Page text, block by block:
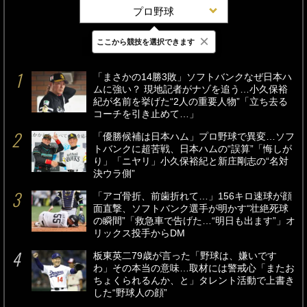
プロ野球
最新 24時間 週間
「まさかの14勝3敗」ソフトバンクなぜ日本ハ
ムに強い？ 現地記者がナゾを追う…小久保裕
紀が名前を挙げた“2人の重要人物”「立ち去る
コーチを引き止めて…」
「優勝候補は日本ハム」プロ野球で異変…ソフ
トバンクに超苦戦、日本ハムの“誤算”「悔しが
り」「ニヤリ」小久保裕紀と新庄剛志の“名対
決ウラ側”
「アゴ骨折、前歯折れて…」156キロ速球が顔
面直撃、ソフトバンク選手が明かす“壮絶死球
の瞬間”「救急車で告げた…“明日も出ます”」オ
リックス投手からDM
板東英二79歳が言った「野球は、嫌いです
わ」その本当の意味…取材には警戒心「またお
ちょくられるんか、と」タレント活動で上書き
した“野球人の顔”
ここから競技を選択できます ×